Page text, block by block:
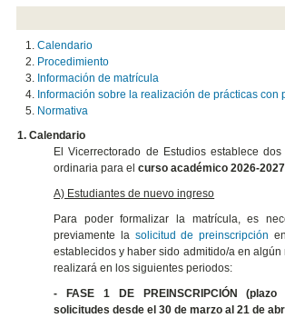
Calendario
Procedimiento
Información de matrícula
Información sobre la realización de prácticas con
Normativa
1. Calendario
El Vicerrectorado de Estudios establece
ordinaria para elcurso académico 2026-
A) Estudiantes de nuevo ingreso
Para poder formalizar la matrícula, es
previamente la solicitud de preinscripción
establecidos y haber sido admitido/a en algún
realizará en los siguientes periodos:
- FASE 1 DE PREINSCRIPCIÓN
solicitudes desde el 30 de marzo al 21 de